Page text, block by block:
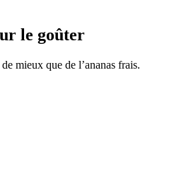
le goûter
mieux que de l’ananas frais.